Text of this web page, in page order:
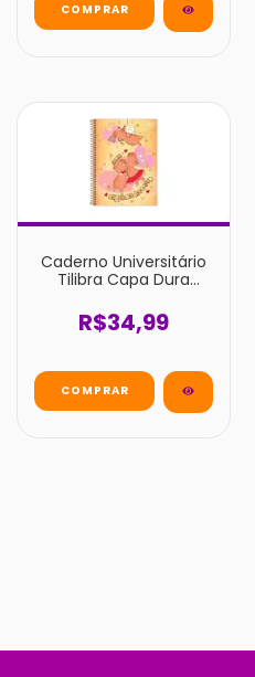
Caderno Universitário
Tilibra Capa Dura
Folhas un
R$34,99